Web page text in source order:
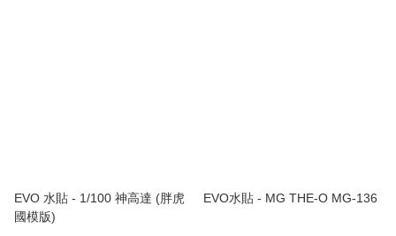
EVO 水貼 - 1/100 神高達 (胖虎
國模版)
EVO水貼 - MG THE-O MG-136